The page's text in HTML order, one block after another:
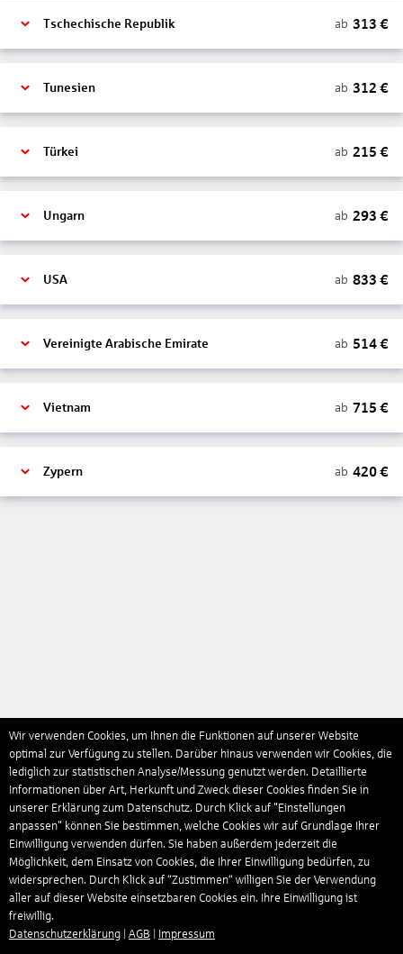
Tschechische Republik ab 313 €
Tunesien ab 312 €
Türkei ab 215 €
Ungarn ab 293 €
USA ab 833 €
Vereinigte Arabische Emirate ab 514€
Vietnam ab 715 €
Zypern ab 420€
Wir verwenden Cookies, um Ihnen die Funktionen auf unserer Website
optimal zur Verfügung zu stellen. Darüber hinaus verwenden wir Cookies, die
lediglich zur statistischen Analyse/Messung genutzt werden. Detaillierte
Informationen über Art, Herkunft und Zweck dieser Cookies finden Sie in
unserer Erklärung zum Datenschutz. Durch Klick auf "Einstellungen
anpassen" können Sie bestimmen, welche Cookies wir auf Grundlage Ihrer
Einwilligung verwenden dürfen. Sie haben außerdem jederzeit die
Möglichkeit, dem Einsatz von Cookies, die Ihrer Einwilligung bedürfen, zu
widersprechen. Durch Klick auf “Zustimmen“ willigen Sie der Verwendung
aller auf dieser Website einsetzbaren Cookies ein. Ihre Einwilligung ist
freiwillig.
Datenschutzerklärung
AGB Impressum